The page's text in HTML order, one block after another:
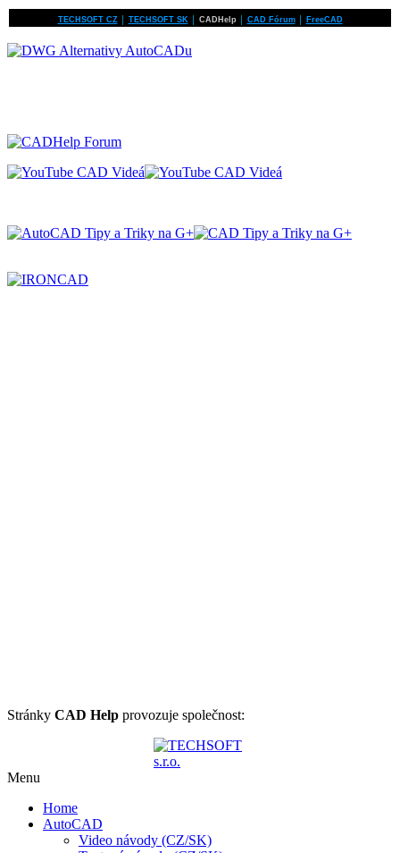
TECHSOFT CZ│ TECHSOFT SK│ CADHelp CAD Fórum│ FreeCAD
Stránky CAD Help provozuje společnost:
Menu
Home
AutoCAD
Video návody (CZ/SK)